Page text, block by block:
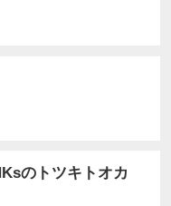
のトツキトオカ